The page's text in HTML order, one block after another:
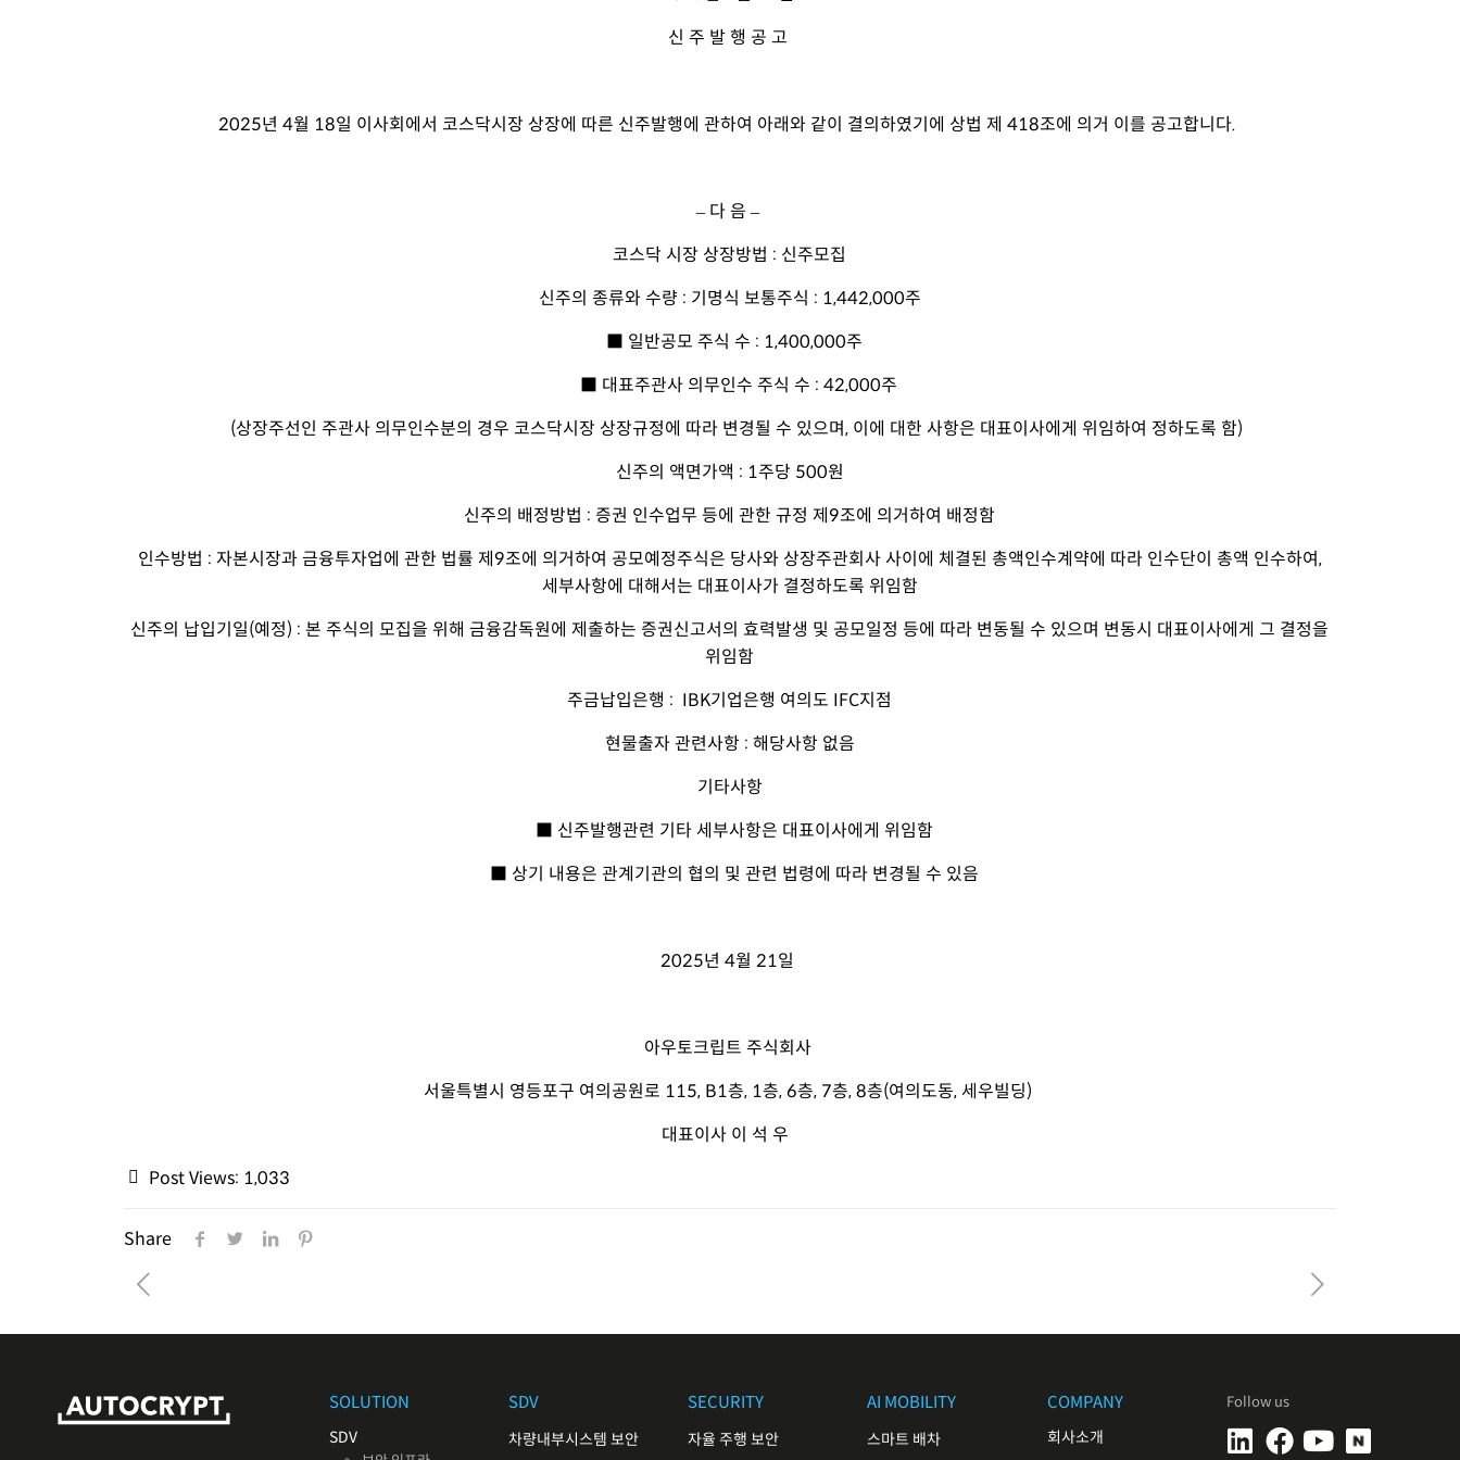
신 주 발 행 공 고
2025년4월 18일 이사회에서 코스닥시장 상장에 따른 신주발행에 관하여 아래와 같이 결의하였기에 상법 제 418조에 의거 이를 공고합니다.
– 다 음 –
코스닥 시장 상장방법 : 신주모집
신주의 종류와 수량 : 기명식 보통주식 : 1,442,000주
■ 일반공모 주식 수 : 1,400,000주
■ 대표주관사 의무인수 주식 수 : 42,000주
(상장주선인 주관사 의무인수분의 경우 코스닥시장 상장규정에 따라 변경될 수 있으며, 이에 대한 사항은 대표이사에게 위임하여 정하도록 함)
신주의 액면가액 : 1주당 500원
신주의 배정방법 : 증권 인수업무 등에 관한 규정 제9조에 의거하여 배정함
인수방법 : 자본시장과 금융투자업에 관한 법률 제9조에 의거하여 공모예정주식은 당사와 상장주관회사 사이에 체결된 총액인수계약에 따라 인수단이 총액 인수하여,
세부사항에 대해서는 대표이사가 결정하도록 위임함
신주의 납입기일(예정) : 본 주식의 모집을 위해 금융감독원에 제출하는 증권신고서의 효력발생 및 공모일정 등에 따라 변동될 수 있으며 변동시 대표이사에게 그 결정을
위임함
주금납입은행 : IBK기업은행 여의도 IFC지점
현물출자 관련사항 : 해당사항 없음
기타사항
■ 신주발행관련 기타 세부사항은 대표이사에게 위임함
■ 상기 내용은 관계기관의 협의 및 관련 법령에 따라 변경될 수 있음
2025년4월21일
아우토크립트 주식회사
서울특별시 영등포구 여의공원로 115, B1층, 1층, 6층, 7층, 8층(여의도동, 세우빌딩)
대표이사 이 석 우
Post Views: 1,033
Share
SOLUTION
SDV
SDV
차량내부시스템 보안
SECURITY
자율 주행 보안
AI MOBILITY
스마트 배차
COMPANY
회사소개
Follow us